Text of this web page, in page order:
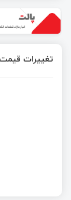
تغییرات قیمت